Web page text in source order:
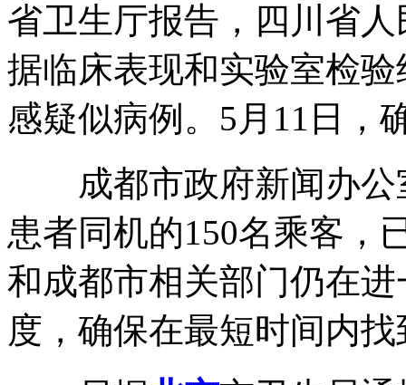
省卫生厅报告，四川省
据临床表现和实验室检
感疑似病例。5月11日，
成都市政府新闻办
患者同机的150名乘客，
和成都市相关部门仍在
度，确保在最短时间内